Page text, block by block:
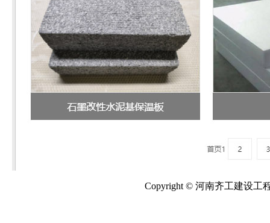
Copyright © 河南齐工建设工